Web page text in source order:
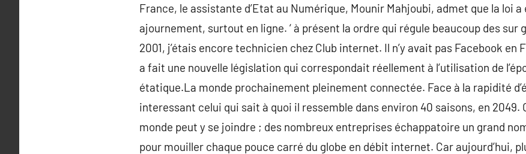
France, le assistante d’Etat au Numérique, Mounir Mahjoubi, admet que la loi
ajournement, surtout en ligne. ‘ à présent la ordre qui régule beaucoup des sur
2001, j’étais encore technicien chez Club internet. Il n’y avait pas Facebook en
a fait une nouvelle législation qui correspondait réellement à l’utilisation de
étatique.La monde prochainement pleinement connectée. Face à la rapidité
interessant celui qui sait à quoi il ressemble dans environ 40 saisons, en 2049.
monde peut y se joindre ; des nombreux entreprises échappatoire un grand
pour mouiller chaque pouce carré du globe en débit internet. Car aujourd’hui,